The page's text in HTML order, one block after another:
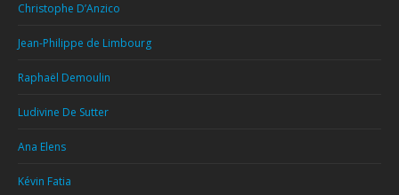
Christophe D’Anzico
Jean-Philippe de Limbourg
Raphaël Demoulin
Ludivine De Sutter
Ana Elens
Kévin Fatia